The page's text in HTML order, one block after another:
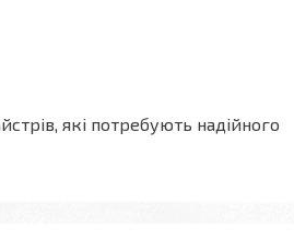
які потребують надійного